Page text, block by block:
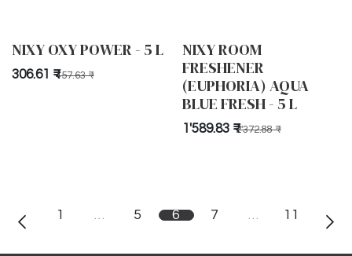
NIXY OXY POWER - 5 L
306.61 457.63₹
NIXY ROOM
FRESHENER
(EUPHORIA) AQUA
BLUE FRESH - 5 L
1'589.83₹ 2'372.88₹
1 … 5 6 7 … 11